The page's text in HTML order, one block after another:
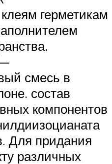
герметикам
смесь в
состав
компонентов
Для придания
различных